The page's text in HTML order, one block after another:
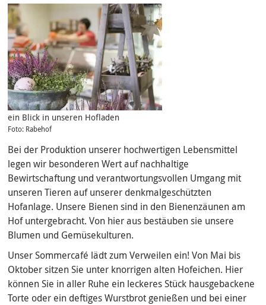
ein Blick in unseren Hofladen
Foto: Rabehof
Bei der Produktion unserer hochwertigen Lebensmittel
legen wir besonderen Wert auf nachhaltige
Bewirtschaftung und verantwortungsvollen Umgang mit
unseren Tieren auf unserer denkmalgeschützten
Hofanlage. Unsere Bienen sind in den Bienenzäunen am
Hof untergebracht. Von hier aus bestäuben sie unsere
Blumen und Gemüsekulturen.
Unser Sommercafé lädt zum Verweilen ein! Von Mai bis
Oktober sitzen Sie unter knorrigen alten Hofeichen. Hier
können Sie in aller Ruhe ein leckeres Stück hausgebackene
Torte oder ein deftiges Wurstbrot genießen und bei einer